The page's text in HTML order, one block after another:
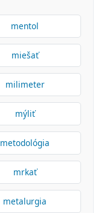
mentol
miešať
milimeter
mýliť
metodológia
mrkať
metalurgia